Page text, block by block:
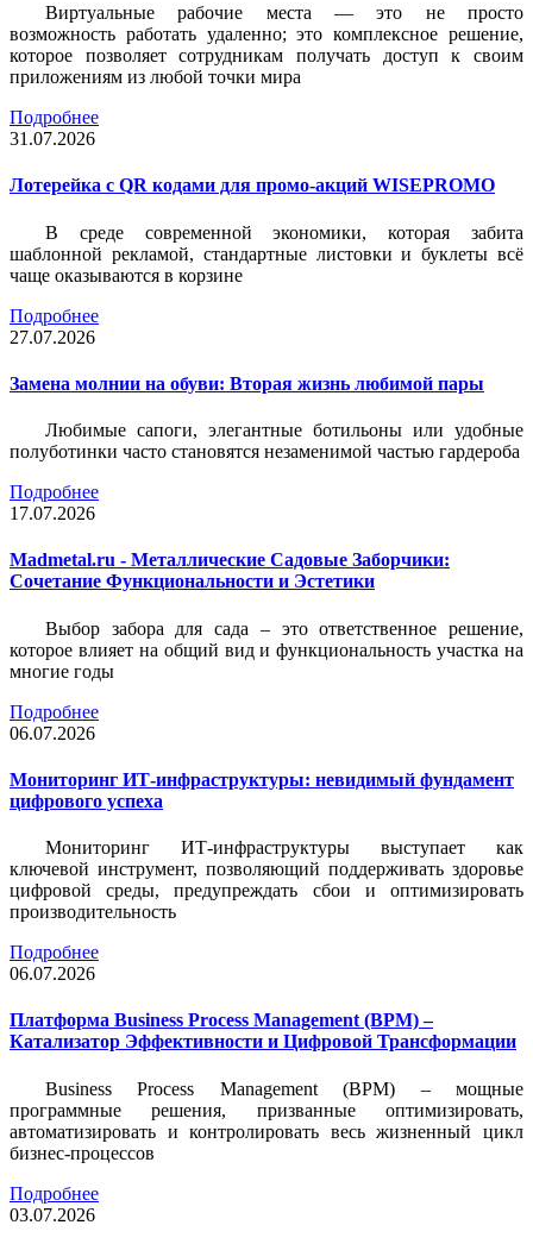
Виртуальные рабочие места — это не просто
возможность работать удаленно; это комплексное решение,
которое позволяет сотрудникам получать доступ к своим
приложениям из любой точки мира
Подробнее
31.07.2026
Лотерейка c QR кодами для промо-акций WISEPROMO
В среде современной экономики, которая забита
шаблонной рекламой, стандартные листовки и буклеты всё
чаще оказываются в корзине
Подробнее
27.07.2026
Замена молнии на обуви: Вторая жизнь любимой пары
Любимые сапоги, элегантные ботильоны или удобные
полуботинки часто становятся незаменимой частью гардероба
Подробнее
17.07.2026
Madmetal.ru - Металлические Садовые Заборчики:
Сочетание Функциональности и Эстетики
Выбор забора для сада – это ответственное решение,
которое влияет на общий вид и функциональность участка на
многие годы
Подробнее
06.07.2026
Мониторинг ИТ-инфраструктуры: невидимый фундамент
цифрового успеха
Мониторинг ИТ-инфраструктуры выступает как
ключевой инструмент, позволяющий поддерживать здоровье
цифровой среды, предупреждать сбои и оптимизировать
производительность
Подробнее
06.07.2026
Платформа Business Process Management (BPM) –
Катализатор Эффективности и Цифровой Трансформации
Business Process Management (BPM) – мощные
программные решения, призванные оптимизировать,
автоматизировать и контролировать весь жизненный цикл
бизнес-процессов
Подробнее
03.07.2026